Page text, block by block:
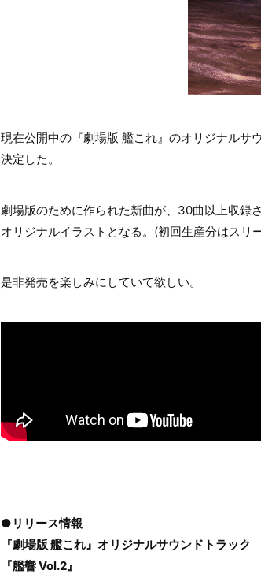
現在公開中の『劇場版 艦これ』のオリジナルサ
決定した。
劇場版のために作られた新曲が、30曲以上収録
オリジナルイラストとなる。(初回生産分はスリ
是非発売を楽しみにしていて欲しい。
●リリース情報
『劇場版 艦これ』オリジナルサウンドトラック
『艦響 Vol.2』